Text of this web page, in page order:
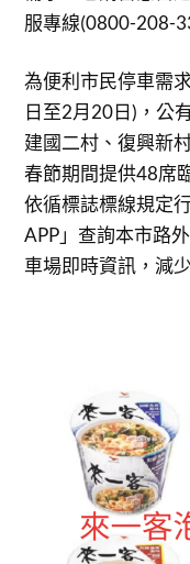
服專線(0800-208-
為便利市民停車需
日至2月20日)，公
建國二村、復興新
春節期間提供48席
依循標誌標線規定
APP」查詢本市路
車場即時資訊，減